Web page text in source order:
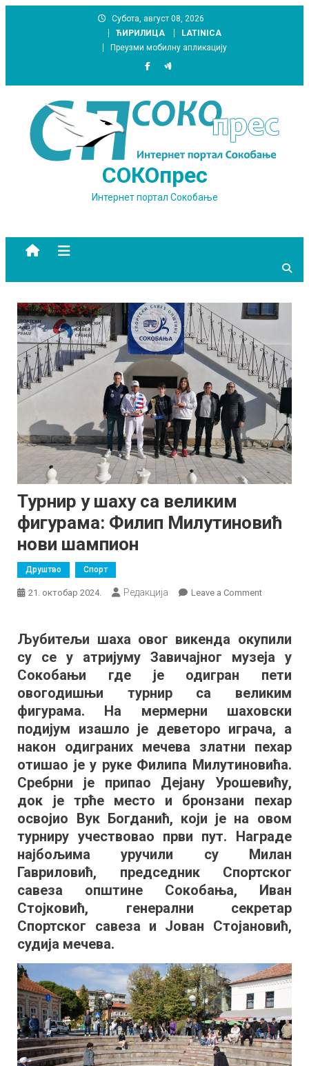
Субота, август 08, 2026
ЋИРИЛИЦА
LATINICA
Преузми мобилну апликацију
СОКОпрес
Интернет портал Сокобање
Турнир у шаху са великим
фигурама: Филип Милутиновић
нови шампион
Друштво Спорт
21. октобар 2024. Редакција Leave a Commenton
шаху
са
великим
нови
шампион
Љубитељи шаха овог викенда окупили
су се у атријуму Завичајног музеја у
Сокобањи где је одигран пети
овогодишњи турнир са великим
фигурама. На мермерни шаховски
подијум изашло је деветоро играча, а
након одиграних мечева златни пехар
отишао је у руке Филипа Милутиновића.
Сребрни је припао Дејану Урошевићу,
док је трће место и бронзани пехар
освојио Вук Богданић, који је на овом
турниру учествовао први пут. Награде
најбољима уручили су Милан
Гавриловић, председник Спортског
савеза општине Сокобања, Иван
Стојковић, генерални секретар
Спортског савеза и Јован Стојановић,
судија мечева.